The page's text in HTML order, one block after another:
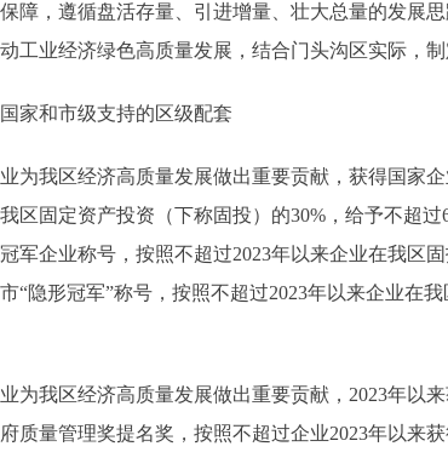
障 ，遵循盘活存量 引进增量 、壮大总量的发展
工业经济绿色高质量发展 ，结合门头沟区实际，
家和市级支持的区级配套
为我区经济高质量发展做出重要贡献，获得国家
区固定资产投资（下称固投）的30% ，给予不超过
军企业称号，按照不超过2023年以来企业在我区
“隐形冠军”称号，按照不超过2023年以来企业在我
为我区经济高质量发展做出重要贡献， 2023年以来
质量管理奖提名奖，按照不超过企业2023年以来